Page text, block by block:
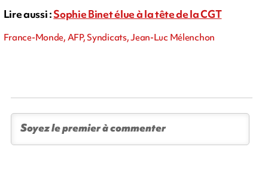
Lire aussi :Sophie Binet élue à la tête de la CGT
France-Monde, AFP, Syndicats, Jean-Luc Mélenchon